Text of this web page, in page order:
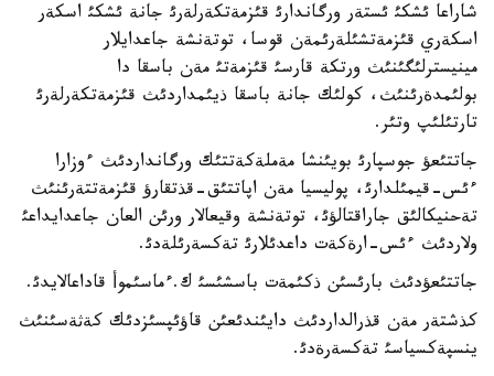
شاراعا ئشكئ ئستةر ورگاندارئ قئزمةتكةرلةرئ جانة ئشكئ اسكةر
اسكةري قئزمةتشئلةرئمةن قوسا، توتةنشة جاعدايلار
مينيسترلئگئنئث ورتكة قارسئ قئزمةتئ مةن باسقا دا
بولئمدةرئنئث، كولئك جانة باسقا ذيئمداردئث قئزمةتكةرلةرئ
تارتئلئپ وتئر.
جاتتئعؤ جوسپارئ بويئنشا مةملةكةتتئك ورگانداردئث ءوزارا
ءئس-قيمئلدارئ، پوليسيا مةن اپاتتئق-قذتقارؤ قئزمةتتةرئنئث
تةحنيكالئق جاراقتالؤئ، توتةنشة وقيعالار ورئن العان جاعدايداعئ
ولاردئث ءئس-ارةكةت داعدئلارئ تةكسةرئلةدئ.
جاتتئعؤدئث بارئسئن ذكئمةت باسشئسئ ك.ءماسئموأ قاداعالايدئ.
كذشتةر مةن قذرالداردئث دايئندئعئن قاؤئپسئزدئك كةثةسئنئث
ينسپةكسياسئ تةكسةرةدئ.